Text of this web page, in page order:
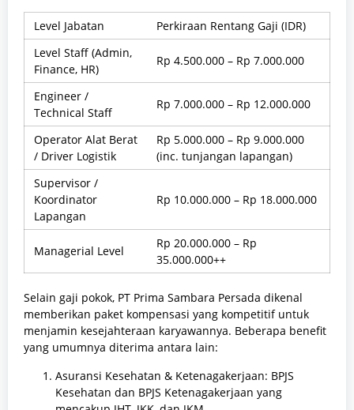
Level Jabatan
Perkiraan Rentang Gaji (IDR)
Level Staff (Admin,
Finance, HR)
Rp 4.500.000 – Rp 7.000.000
Engineer /
Technical Staff
Rp 7.000.000 – Rp 12.000.000
Operator Alat Berat
/ Driver Logistik
Rp 5.000.000 – Rp 9.000.000
(inc. tunjangan lapangan)
Supervisor /
Koordinator
Lapangan
Rp 10.000.000 – Rp 18.000.000
Managerial Level
Rp 20.000.000 – Rp
35.000.000++
Selain gaji pokok, PT Prima Sambara Persada dikenal
memberikan paket kompensasi yang kompetitif untuk
menjamin kesejahteraan karyawannya. Beberapa benefit
yang umumnya diterima antara lain:
Asuransi Kesehatan & Ketenagakerjaan: BPJS
Kesehatan dan BPJS Ketenagakerjaan yang